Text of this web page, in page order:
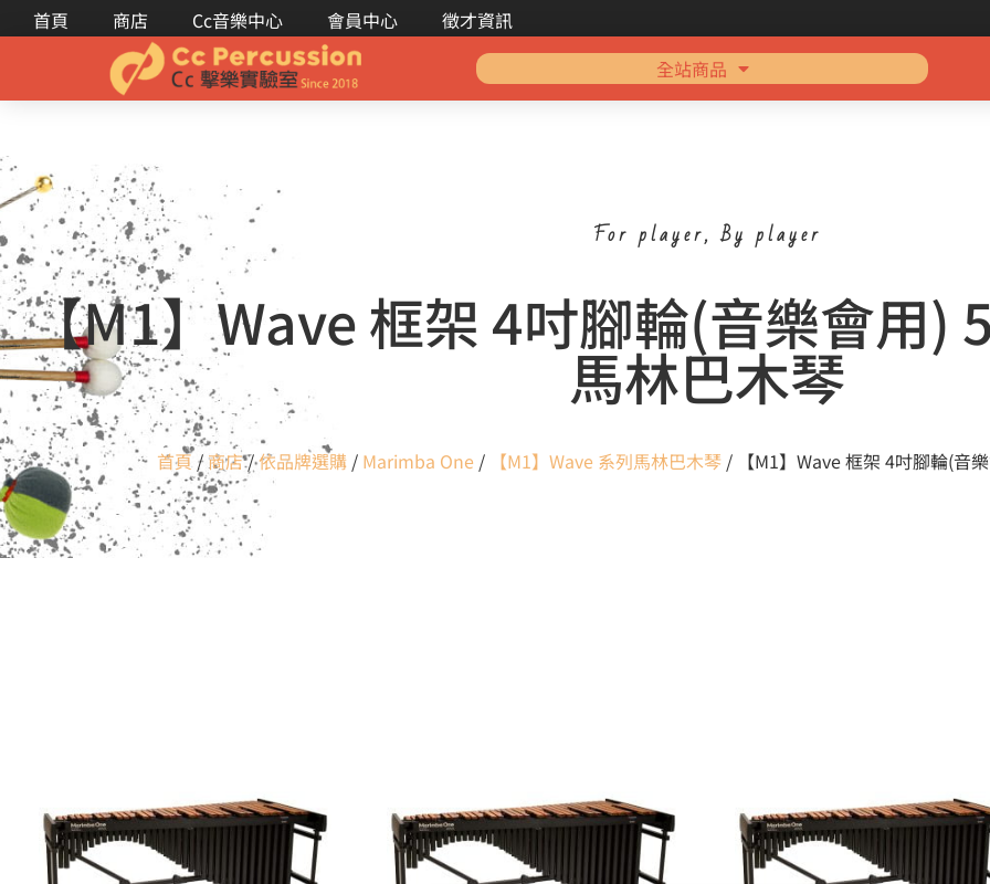
首頁 商店 Cc音樂中心 會員中心
徵才資訊
全站商品
For player, By player
【M1】Wave 框架 4吋腳輪(音樂會用)
馬林巴木琴
首頁 / 商店/依品牌選購 / Marimba One / 【M1】Wave 系列馬林巴木琴 / 【M1】Wave 框架 4吋腳輪(音